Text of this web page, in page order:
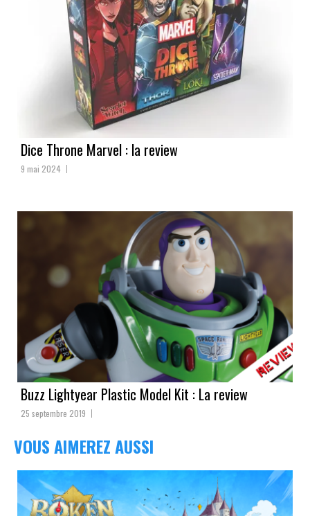
Dice Throne Marvel : la review
9 mai 2024
Buzz Lightyear Plastic Model Kit : La review
25 septembre 2019
VOUS AIMEREZ AUSSI